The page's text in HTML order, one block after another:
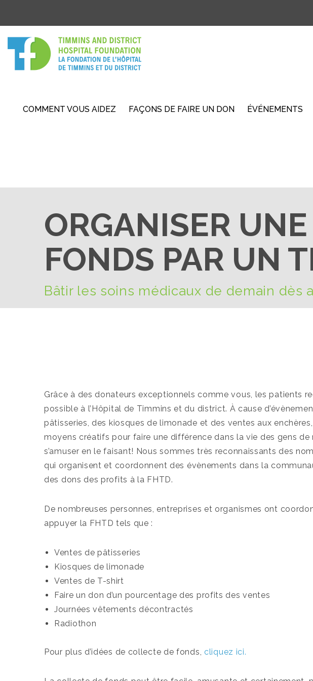
COMMENT VOUS AIDEZ FAÇONS DE FAIRE UN DON ÉVÉNEMENTS
ORGANISER
FONDS PAR UN
Bâtir les soins médicaux de demain dès
Grâce à des donateurs exceptionnels comme vous, les patients
possible à l’Hôpital de Timmins et du district. À cause
pâtisseries, des kiosques de limonade et des ventes aux
moyens créatifs pour faire une différence dans la vie des gens
s’amuser en le faisant! Nous sommes très reconnaissants des
qui organisent et coordonnent des évènements dans la
des dons des profits à la FHTD.
De nombreuses personnes, entreprises et organismes ont
appuyer la FHTD tels que :
Ventes de pâtisseries
Kiosques de limonade
Ventes de T-shirt
Faire un don d’un pourcentage des profits des ventes
Journées vêtements décontractés
Radiothon
Pour plus d’idées de collecte de fonds,cliquez ici.